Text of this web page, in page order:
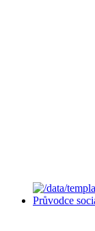
Průvodce